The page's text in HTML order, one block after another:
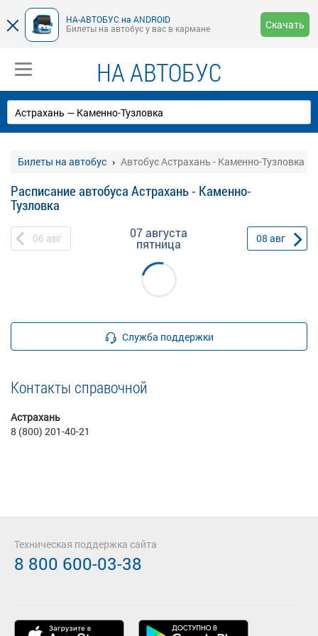
НА-АВТОБУС на ANDROID
Билеты на автобус у вас в кармане
Скачать
НА АВТОБУС
Билеты на автобус Автобус Астрахань - Каменно-Тузловка
Расписание автобуса Астрахань - Каменно-
Тузловка
06 авг 07 августа
пятница 08 авг
Служба поддержки
Контакты справочной
Астрахань
8 (800) 201-40-21
Техническая поддержка сайта
8 800 600-03-38